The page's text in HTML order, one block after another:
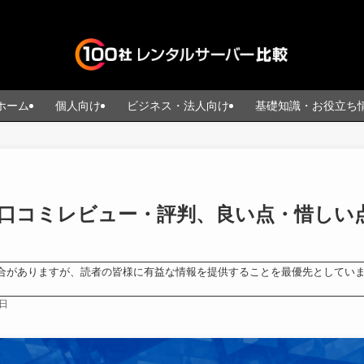
ーム 個人向け ビジネス・法人向け 基礎知識・お役立ち
コミレビュー・評判、良い点・惜しい
ありますが、読者の皆様に有益な情報を提供することを最優先としてい